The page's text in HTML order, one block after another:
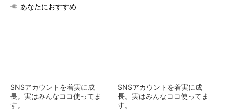
あなたにおすすめ
SNSアカウントを着実に成
長。実はみんなココ使ってま
す。
SNSアカウントを着実に成
長。実はみんなココ使ってま
す。